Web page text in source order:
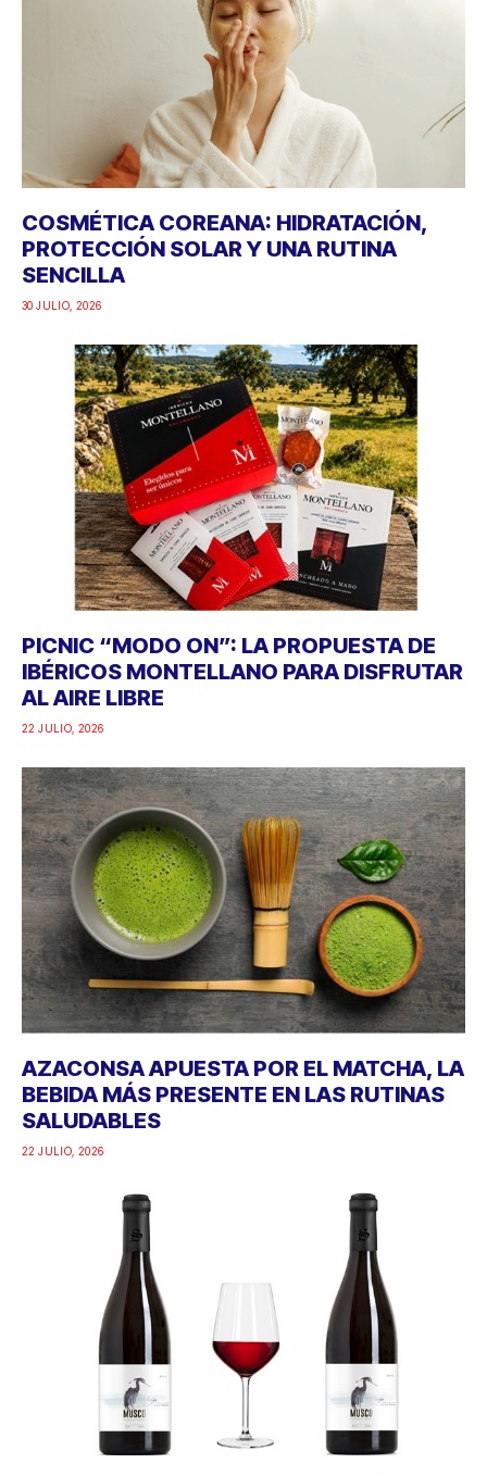
COSMÉTICA COREANA: HIDRATACIÓN,
PROTECCIÓN SOLAR Y UNA RUTINA
SENCILLA
30 JULIO, 2026
PICNIC “MODO ON”: LA PROPUESTA DE
IBÉRICOS MONTELLANO PARA DISFRUTAR
AL AIRE LIBRE
22 JULIO, 2026
AZACONSA APUESTA POR EL MATCHA, LA
BEBIDA MÁS PRESENTE EN LAS RUTINAS
SALUDABLES
22 JULIO, 2026